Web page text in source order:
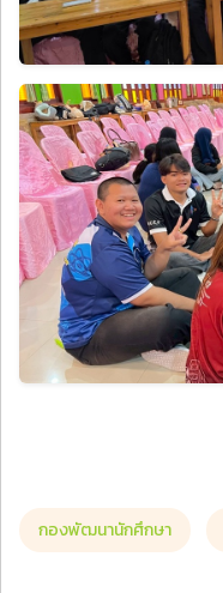
กองพัฒนานักศึกษา